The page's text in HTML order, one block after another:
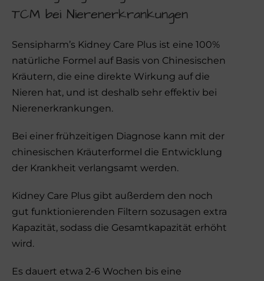
TCM bei Nierenerkrankungen
Sensipharm’s Kidney Care Plus ist eine 100%
natürliche Formel auf Basis von Chinesischen
Kräutern, die eine direkte Wirkung auf die
Nieren hat, und ist deshalb sehr effektiv bei
Nierenerkrankungen.
Bei einer frühzeitigen Diagnose kann mit der
chinesischen Kräuterformel die Entwicklung
der Krankheit verlangsamt werden.
Kidney Care Plus gibt außerdem den noch
gut funktionierenden Filtern sozusagen extra
Kapazität, sodass die Gesamtkapazität erhöht
wird.
Es dauert etwa 2-6 Wochen bis eine